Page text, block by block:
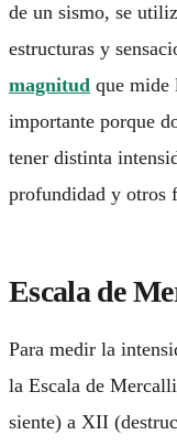
de un sismo, se
estructuras y
magnitud que mide
importante porque
tener distinta
profundidad y otros
Escala de
Para medir la
la Escala de
siente) a XII